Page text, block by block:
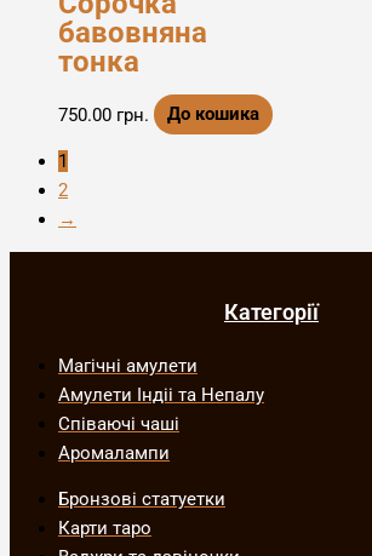
бавовняна
тонка
750.00 грн. До кошика
1
2
→
Категорії
Магічні амулети
Амулети Індіі та Непалу
Співаючі чаші
Аромалампи
Бронзові статуетки
Карти таро